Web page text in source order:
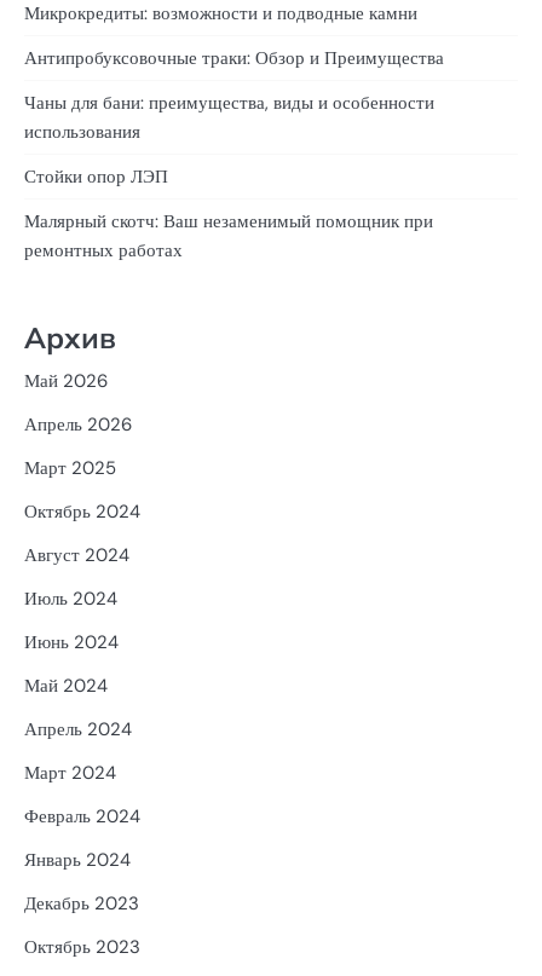
Микрокредиты: возможности и подводные камни
Антипробуксовочные траки: Обзор и Преимущества
Чаны для бани: преимущества, виды и особенности
использования
Стойки опор ЛЭП
Малярный скотч: Ваш незаменимый помощник при
ремонтных работах
Архив
Май 2026
Апрель 2026
Март 2025
Октябрь 2024
Август 2024
Июль 2024
Июнь 2024
Май 2024
Апрель 2024
Март 2024
Февраль 2024
Январь 2024
Декабрь 2023
Октябрь 2023